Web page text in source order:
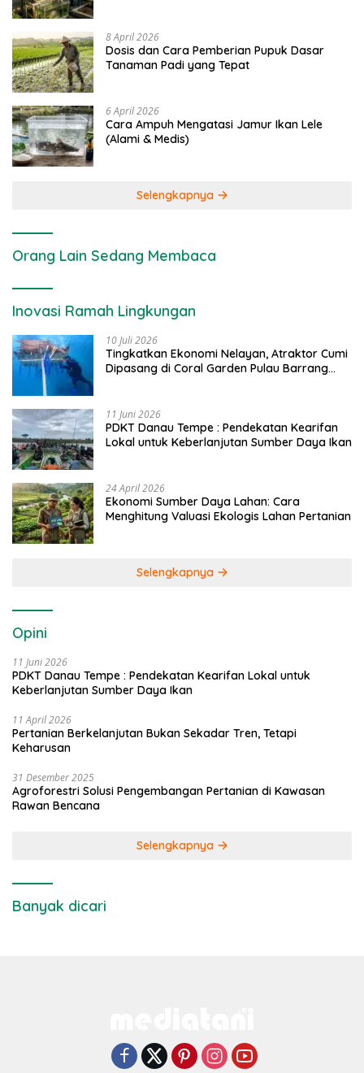
8 April 2026
Dosis dan Cara Pemberian Pupuk Dasar
Tanaman Padi yang Tepat
6 April 2026
Cara Ampuh Mengatasi Jamur Ikan Lele
(Alami & Medis)
Selengkapnya
Orang Lain Sedang Membaca
Inovasi Ramah Lingkungan
10 Juli 2026
Tingkatkan Ekonomi Nelayan, Atraktor Cumi
Dipasang di Coral Garden Pulau Barrang
11 Juni 2026
PDKT Danau Tempe : Pendekatan Kearifan
Lokal untuk Keberlanjutan Sumber Daya Ikan
24 April 2026
Ekonomi Sumber Daya Lahan: Cara
Menghitung Valuasi Ekologis Lahan Pertanian
Selengkapnya
Opini
11 Juni 2026
PDKT Danau Tempe : Pendekatan Kearifan Lokal untuk
Keberlanjutan Sumber Daya Ikan
11 April 2026
Pertanian Berkelanjutan Bukan Sekadar Tren, Tetapi
Keharusan
31 Desember 2025
Agroforestri Solusi Pengembangan Pertanian di Kawasan
Rawan Bencana
Selengkapnya
Banyak dicari